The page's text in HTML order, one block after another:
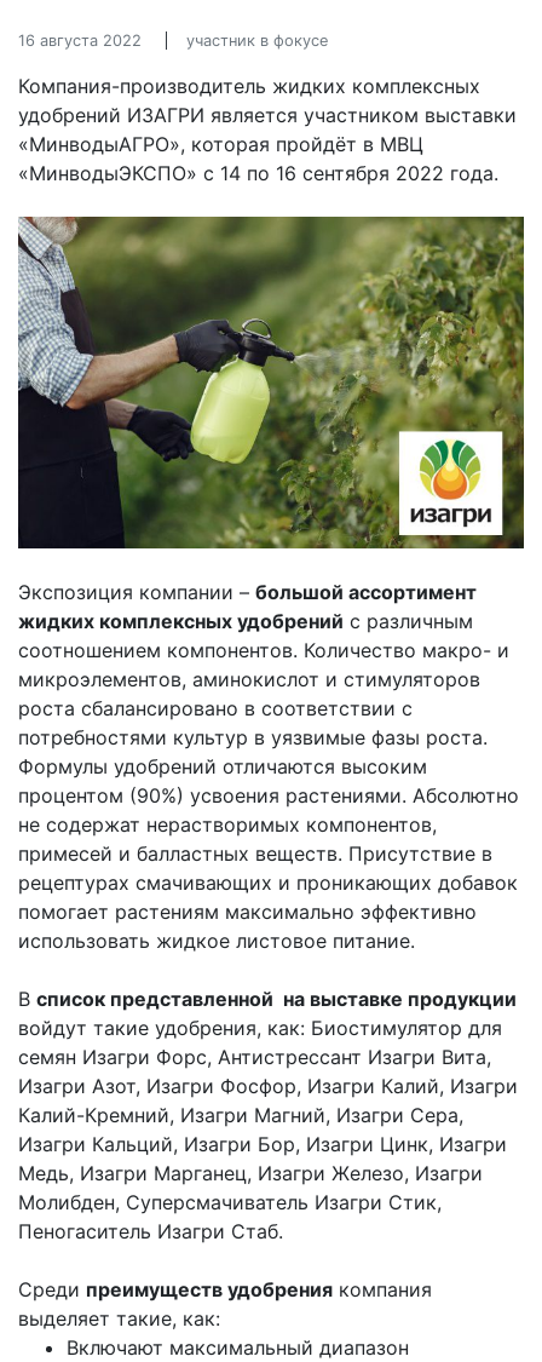
16 августа 2022 участник в фокусе
Компания-производитель жидких комплексных
удобрений ИЗАГРИ является участником выставки
«МинводыАГРО», которая пройдёт в МВЦ
«МинводыЭКСПО» с 14 по 16 сентября 2022 года.
Экспозиция компании – большой ассортимент
жидких комплексных удобрений с различным
соотношением компонентов. Количество макро- и
микроэлементов, аминокислот и стимуляторов
роста сбалансировано в соответствии с
потребностями культур в уязвимые фазы роста.
Формулы удобрений отличаются высоким
процентом (90%) усвоения растениями. Абсолютно
не содержат нерастворимых компонентов,
примесей и балластных веществ. Присутствие в
рецептурах смачивающих и проникающих добавок
помогает растениям максимально эффективно
использовать жидкое листовое питание.
В список представленной на выставке продукции
войдут такие удобрения, как: Биостимулятор для
семян Изагри Форс, Антистрессант Изагри Вита,
Изагри Азот, Изагри Фосфор, Изагри Калий, Изагри
Калий-Кремний, Изагри Магний, Изагри Сера,
Изагри Кальций, Изагри Бор, Изагри Цинк, Изагри
Медь, Изагри Марганец, Изагри Железо, Изагри
Молибден, Суперсмачиватель Изагри Стик,
Пеногаситель Изагри Стаб.
Среди преимуществ удобрения компания
выделяет такие, как:
Включают максимальный диапазон